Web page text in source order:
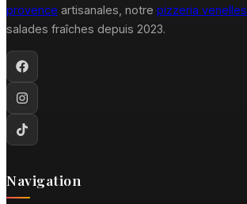
provence artisanales, notre pizzeria venelles
salades fraîches depuis 2023.
Navigation